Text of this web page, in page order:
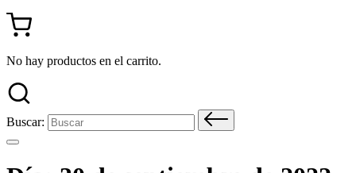
No hay productos en el carrito.
Buscar: